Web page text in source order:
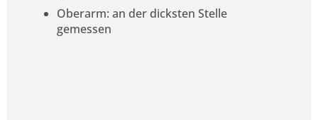
Oberarm: an der dicksten Stelle
gemessen